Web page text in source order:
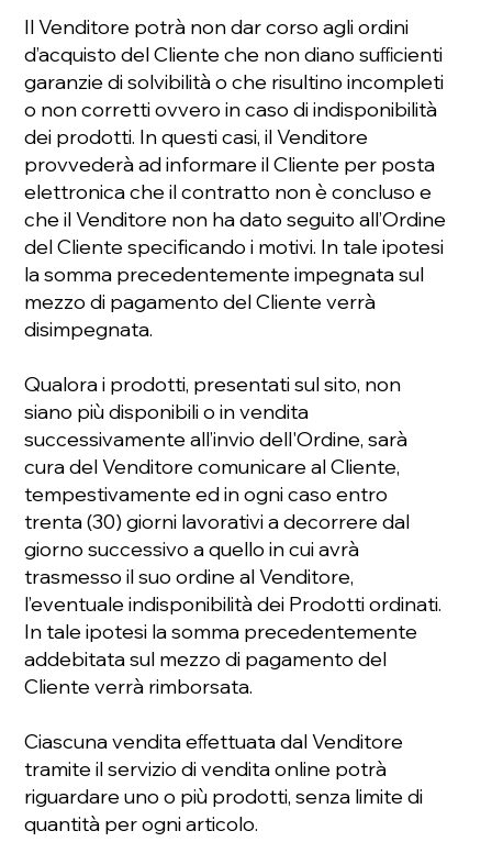
Il Venditore potrà non dar corso agli ordini
d’acquisto del Cliente che non diano suﬃcienti
garanzie di solvibilità o che risultino incompleti
o non corretti ovvero in caso di indisponibilità
dei prodotti. In questi casi, il Venditore
provvederà ad informare il Cliente per posta
elettronica che il contratto non è concluso e
che il Venditore non ha dato seguito all’Ordine
del Cliente specificando i motivi. In tale ipotesi
la somma precedentemente impegnata sul
mezzo di pagamento del Cliente verrà
disimpegnata.
Qualora i prodotti, presentati sul sito, non
siano più disponibili o in vendita
successivamente all’invio dell'Ordine, sarà
cura del Venditore comunicare al Cliente,
tempestivamente ed in ogni caso entro
trenta (30) giorni lavorativi a decorrere dal
giorno successivo a quello in cui avrà
trasmesso il suo ordine al Venditore,
l’eventuale indisponibilità dei Prodotti ordinati.
In tale ipotesi la somma precedentemente
addebitata sul mezzo di pagamento del
Cliente verrà rimborsata.
Ciascuna vendita eﬀettuata dal Venditore
tramite il servizio di vendita online potrà
riguardare uno o più prodotti, senza limite di
quantità per ogni articolo.